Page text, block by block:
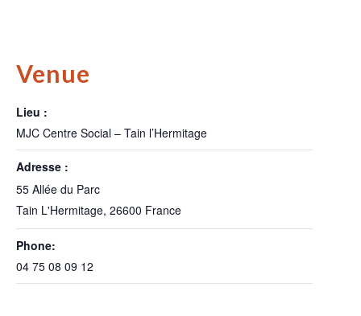
Venue
Lieu :
MJC Centre Social – Tain l’Hermitage
Adresse :
55 Allée du Parc
Tain L'Hermitage, 26600 France
Phone:
04 75 08 09 12